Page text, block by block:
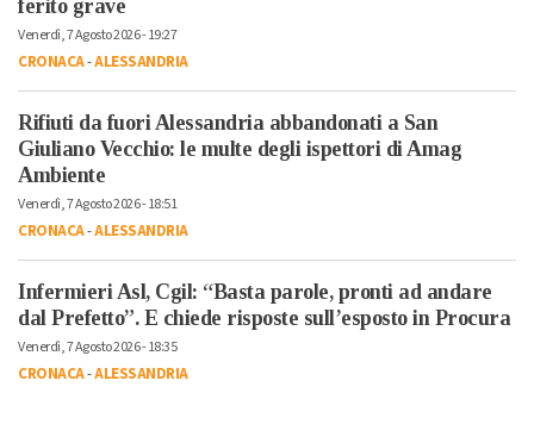
ferito grave
Venerdì, 7 Agosto 2026 - 19:27
CRONACA-ALESSANDRIA
Rifiuti da fuori Alessandria abbandonati a San
Giuliano Vecchio: le multe degli ispettori di Amag
Ambiente
Venerdì, 7 Agosto 2026 - 18:51
CRONACA-ALESSANDRIA
Infermieri Asl, Cgil: “Basta parole, pronti ad andare
dal Prefetto”. E chiede risposte sull’esposto in Procura
Venerdì, 7 Agosto 2026 - 18:35
CRONACA-ALESSANDRIA